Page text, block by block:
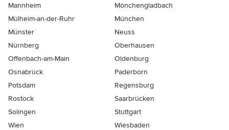
Mannheim
Mönchen­gladbach
Mülheim-an-der-Ruhr
München
Münster
Neuss
Nürnberg
Oberhausen
Offenbach-am-Main
Oldenburg
Osnabrück
Paderborn
Potsdam
Regensburg
Rostock
Saarbrücken
Solingen
Stuttgart
Wien
Wiesbaden